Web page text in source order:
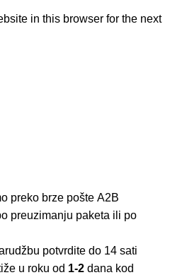
in this browser for the next
preko brze pošte A2B
preuzimanju paketa ili po
potvrdite do 14 sati
u roku od 1-2 dana kod